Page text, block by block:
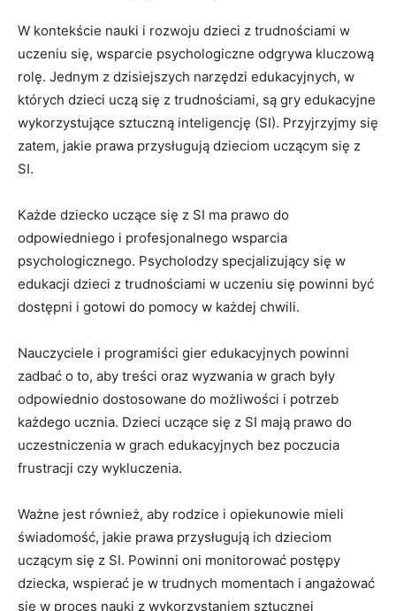
W kontekście ‌nauki i rozwoju dzieci z‍ trudnościami ⁣w
uczeniu się, wsparcie psychologiczne‌ odgrywa​ kluczową
rolę.⁤ Jednym z dzisiejszych narzędzi edukacyjnych, w
których dzieci uczą się z trudnościami, są ⁣gry ‌edukacyjne
wykorzystujące ⁣sztuczną inteligencję (SI). Przyjrzyjmy się
zatem, jakie prawa przysługują dzieciom uczącym się z
SI.
Każde dziecko uczące się z SI ma prawo do
odpowiedniego i profesjonalnego wsparcia
psychologicznego.​ Psycholodzy specjalizujący się w
edukacji⁤ dzieci z‌ trudnościami w uczeniu się powinni być
dostępni i gotowi‍ do pomocy w⁣ każdej ⁣chwili.
Nauczyciele i programiści‌ gier edukacyjnych powinni
zadbać o ‌to, ⁣aby treści oraz wyzwania‍ w grach były
odpowiednio dostosowane⁣ do możliwości i ⁢potrzeb
każdego ucznia. Dzieci uczące się z SI mają‌ prawo ‍do
uczestniczenia w grach edukacyjnych ⁣bez ‌poczucia
‌frustracji czy⁤ wykluczenia.
Ważne⁣ jest również, ‌aby rodzice i opiekunowie mieli
świadomość, jakie prawa przysługują ich dzieciom‌
uczącym się z SI. Powinni oni ​monitorować postępy
dziecka, wspierać je w ​trudnych momentach i angażować
się w‌ proces⁤ nauki‌ z wykorzystaniem sztucznej